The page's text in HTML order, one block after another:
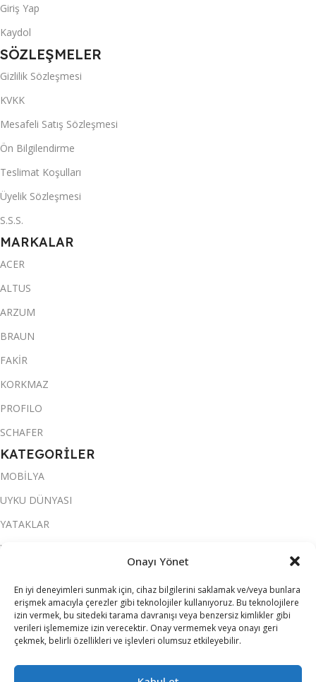
Onayı Yönet
En iyi deneyimleri sunmak için, cihaz bilgilerini saklamak ve/veya bunlara
erişmek amacıyla çerezler gibi teknolojiler kullanıyoruz. Bu teknolojilere
izin vermek, bu sitedeki tarama davranışı veya benzersiz kimlikler gibi
verileri işlememize izin verecektir. Onay vermemek veya onayı geri
çekmek, belirli özellikleri ve işlevleri olumsuz etkileyebilir.
Giriş Yap
Kaydol
SÖZLEŞMELER
Gizlilik Sözleşmesi
KVKK
Mesafeli Satış Sözleşmesi
Ön Bilgilendirme
Teslimat Koşulları
Üyelik Sözleşmesi
S.S.S.
MARKALAR
ACER
ALTUS
ARZUM
BRAUN
FAKİR
KORKMAZ
PROFILO
SCHAFER
KATEGORİLER
MOBİLYA
UYKU DÜNYASI
YATAKLAR
YATAK ODASI
KOLTUK TAKIMI
YEMEK ODASI
SOFRA & MUTFAK
ELEKTRİKLİ EV ALETLERİ